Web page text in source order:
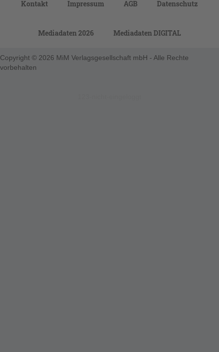
Kontakt Impressum AGB Datenschutz
Mediadaten 2026 Mediadaten DIGITAL
Copyright © 2026 MiM Verlagsgesellschaft mbH - Alle Rechte
vorbehalten